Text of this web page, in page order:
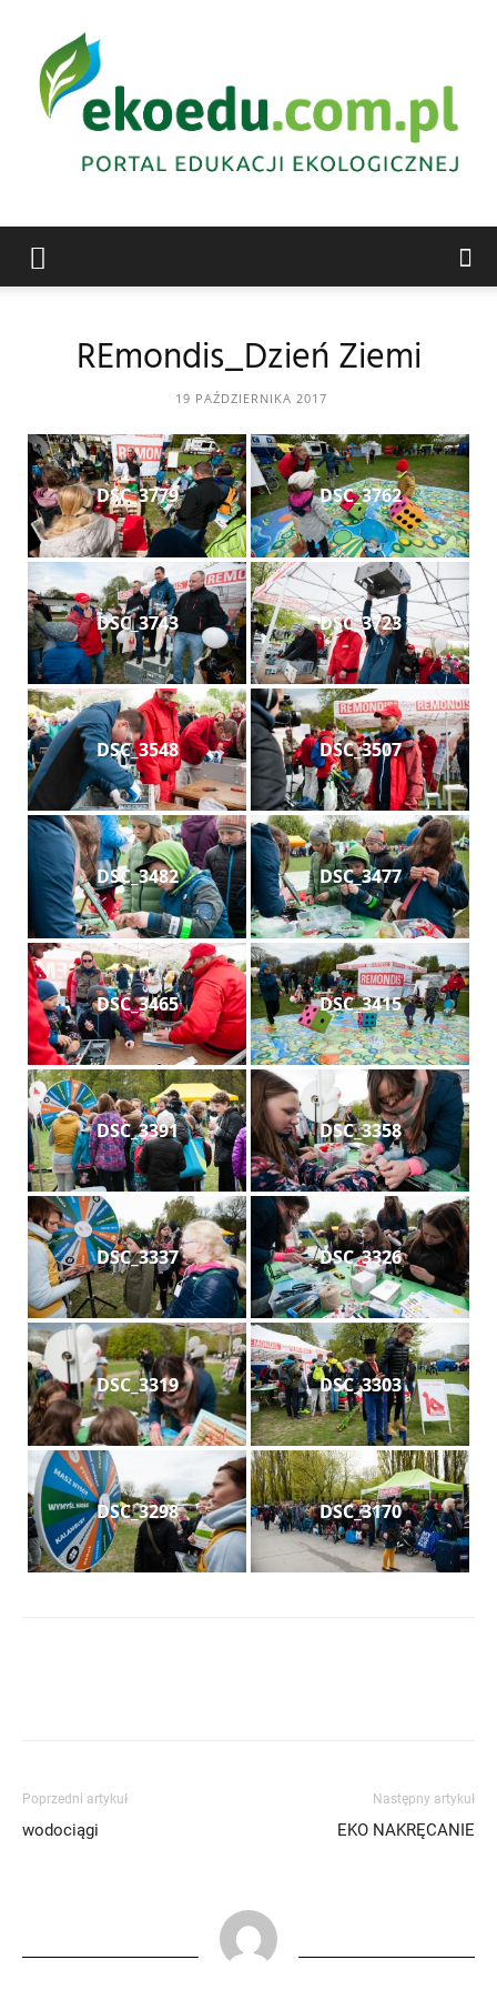
Abrys
REmondis_Dzień Ziemi
19 PAŹDZIERNIKA 2017
DSC_3779 DSC_3762
DSC_3743 DSC_3723
DSC_3548 DSC_3507
DSC_3482 DSC_3477
DSC_3465 DSC_3415
DSC_3391 DSC_3358
DSC_3337 DSC_3326
DSC_3319 DSC_3303
DSC_3298 DSC_3170
Poprzedni artykuł
wodociągi
Następny artykuł
EKO NAKRĘCANIE